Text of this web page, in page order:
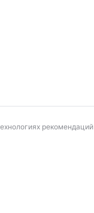
рекомендаций